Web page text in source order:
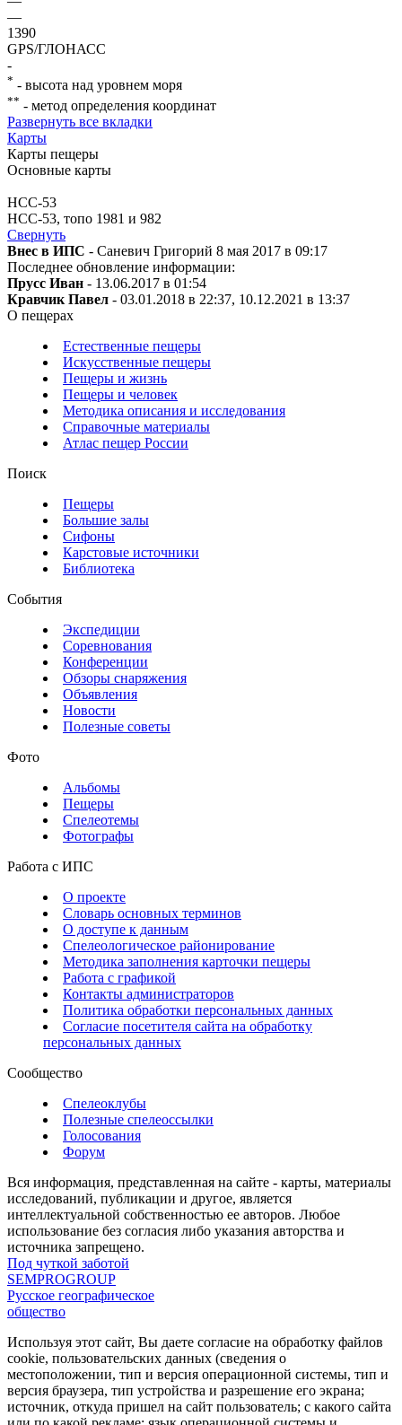
—
1390
GPS/ГЛОНАСС
-
* - высота над уровнем моря
** - метод определения координат
Развернуть все вкладки
Карты
Карты пещеры
Основные карты
НСС-53
НСС-53, топо 1981 и 982
Свернуть
Внес в ИПС - Саневич Григорий 8 мая 2017 в 09:17
Последнее обновление информации:
Прусс Иван - 13.06.2017 в 01:54
Кравчик Павел - 03.01.2018 в 22:37, 10.12.2021 в 13:37
О пещерах
Естественные пещеры
Искусственные пещеры
Пещеры и жизнь
Пещеры и человек
Методика описания и исследования
Справочные материалы
Атлас пещер России
Поиск
Пещеры
Большие залы
Сифоны
Карстовые источники
Библиотека
События
Экспедиции
Соревнования
Конференции
Обзоры снаряжения
Объявления
Новости
Полезные советы
Фото
Альбомы
Пещеры
Спелеотемы
Фотографы
Работа с ИПС
О проекте
Словарь основных терминов
О доступе к данным
Спелеологическое районирование
Методика заполнения карточки пещеры
Работа с графикой
Контакты администраторов
Политика обработки персональных данных
Согласие посетителя сайта на обработку
персональных данных
Сообщество
Спелеоклубы
Полезные спелеоссылки
Голосования
Форум
Вся информация, представленная на сайте - карты, материалы
исследований, публикации и другое, является
интеллектуальной собственностью ее авторов. Любое
использование без согласия либо указания авторства и
источника запрещено.
Под чуткой заботой
SEMPROGROUP
Русское географическое
общество
Используя этот сайт, Вы даете согласие на обработку файлов
cookie, пользовательских данных (сведения о
местоположении, тип и версия операционной системы, тип и
версия браузера, тип устройства и разрешение его экрана;
источник, откуда пришел на сайт пользователь; с какого сайта